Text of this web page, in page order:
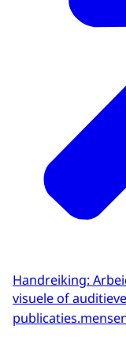
Handreiking:
visuele of